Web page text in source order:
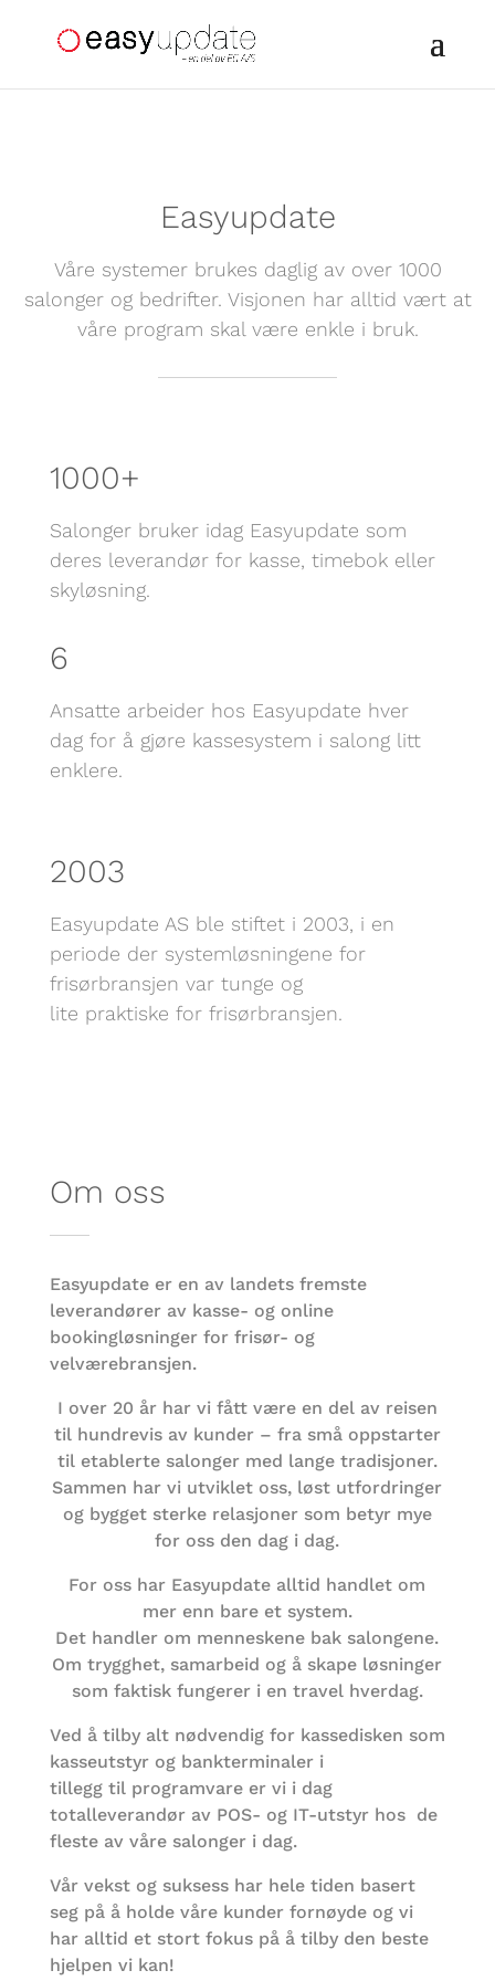
Easyupdate
Våre systemer brukes daglig av over 1000
salonger og bedrifter. Visjonen har alltid vært at
våre program skal være enkle i bruk.
2003
Easyupdate AS ble stiftet i 2003, i en
periode der systemløsningene for
frisørbransjen var tunge og
lite praktiske for frisørbransjen.
6
Ansatte arbeider hos Easyupdate hver
dag for å gjøre kassesystem i salong litt
enklere.
1000+
Salonger bruker idag Easyupdate som
deres leverandør for kasse, timebok eller
skyløsning.
Om oss
Easyupdate er en av landets fremste
leverandører av kasse- og online
bookingløsninger for frisør- og
velværebransjen.
I over 20 år har vi fått være en del av reisen
til hundrevis av kunder – fra små oppstarter
til etablerte salonger med lange tradisjoner.
Sammen har vi utviklet oss, løst utfordringer
og bygget sterke relasjoner som betyr mye
for oss den dag i dag.
For oss har Easyupdate alltid handlet om
mer enn bare et system.
Det handler om menneskene bak salongene.
Om trygghet, samarbeid og å skape løsninger
som faktisk fungerer i en travel hverdag.
Ved å tilby alt nødvendig for kassedisken som
kasseutstyr og bankterminaler i
tillegg til programvare er vi i dag
totalleverandør av POS- og IT-utstyr hos de
fleste av våre salonger i dag.
Vår vekst og suksess har hele tiden basert
seg på å holde våre kunder fornøyde og vi
har alltid et stort fokus på å tilby den beste
hjelpen vi kan!